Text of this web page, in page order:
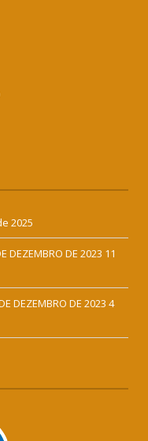
2025
DEZEMBRO DE 2023 11
DEZEMBRO DE 2023 4